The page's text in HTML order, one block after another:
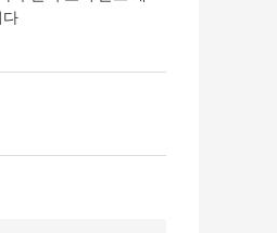
다